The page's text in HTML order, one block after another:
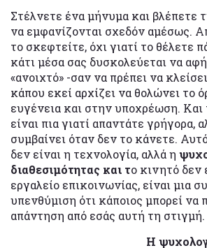
Στέλνετε ένα μήνυμα και βλέπετε
να εμφανίζονται σχεδόν αμέσως.
το σκεφτείτε, όχι γιατί το θέλετε
κάτι μέσα σας δυσκολεύεται να
«ανοιχτό» -σαν να πρέπει να
κάπου εκεί αρχίζει να θολώνει το
ευγένεια και στην υποχρέωση.
είναι πια γιατί απαντάτε γρήγορα,
συμβαίνει όταν δεν το κάνετε.
δεν είναι η τεχνολογία, αλλά η
διαθεσιμότητας και το κινητό δεν
εργαλείο επικοινωνίας, είναι μια
υπενθύμιση ότι κάποιος μπορεί να
απάντηση από εσάς αυτή τη στιγμή.
Η